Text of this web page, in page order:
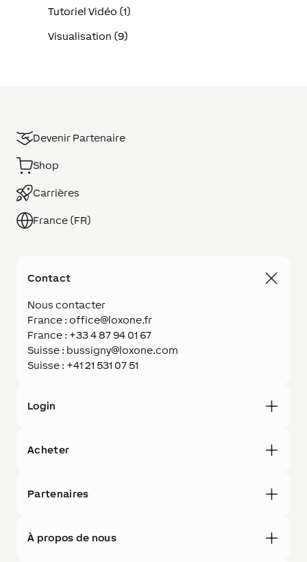
Tutoriel Vidéo (1)
Visualisation (9)
Devenir Partenaire
Shop
Carrières
France (FR)
Contact
Nous contacter
France : office@loxone.fr
France : +33 4 87 94 01 67
Suisse : bussigny@loxone.com
Suisse : +41 21 531 07 51
Login
Acheter
Partenaires
À propos de nous